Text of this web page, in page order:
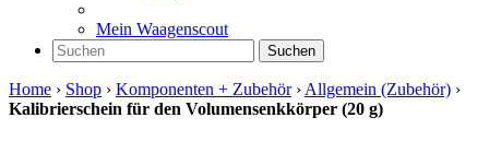
Mein Waagenscout
Suchen
Home › Shop › Komponenten + Zubehör› Allgemein (Zubehör) ›
Kalibrierschein für den Volumensenkkörper (20 g)